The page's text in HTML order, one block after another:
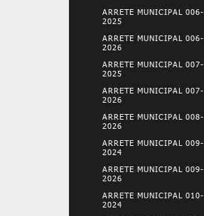
ARRETE MUNICIPAL 006-
2025
ARRETE MUNICIPAL 006-
2026
ARRETE MUNICIPAL 007-
2025
ARRETE MUNICIPAL 007-
2026
ARRETE MUNICIPAL 008-
2026
ARRETE MUNICIPAL 009-
2024
ARRETE MUNICIPAL 009-
2026
ARRETE MUNICIPAL 010-
2024